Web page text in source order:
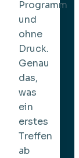
Programm
und
ohne
Druck.
Genau
das,
was
ein
erstes
Treffen
ab